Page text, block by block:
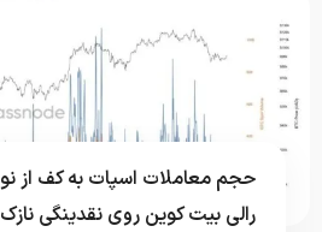
رالی بیت کوین روی نقدینگی نازک